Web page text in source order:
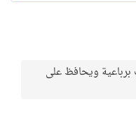
برباعية ويحافظ على